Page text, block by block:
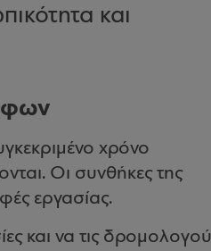
και
χρόνο
Οι συνθήκες της
εργασίας.
και να τις